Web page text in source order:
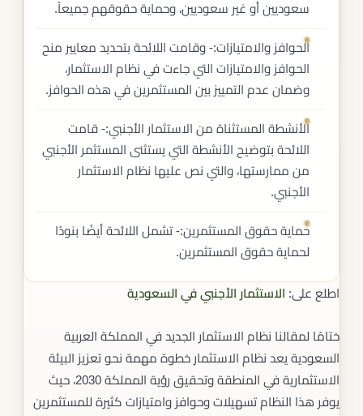
سعوديين أو غير سعوديين، وحماية حقوقهم جميعاً.
الحوافز والامتيازات:- وقامت اللائحة بتحديد معايير منح
الحوافز والامتيازات التي جاءت في نظام الاستثمار،
وضمان عدم التمييز بين المستثمرين في هذه الحوافز.
الأنشطة المستثناة من الاستثمار الأجنبي:- قامت
اللائحة بتوضيح الأنشطة التي يستثنى المستثمر الأجنبي
من ممارستها، والتي نص عليها نظام الاستثمار
الأجنبي.
حماية حقوق المستثمرين:- تشمل اللائحة أيضًا بنودًا
لحماية حقوق المستثمرين.
اطلع على: الاستثمار الأجنبي في السعودية
ختامًا لمقالنا نظام الاستثمار الجديد في المملكة العربية
السعودية يعد نظام الاستثمار خطوة مهمة نحو تعزيز البيئة
الاستثمارية في المنطقة وتحقيق رؤية المملكة 2030، حيث
يوفر هذا النظام تسهيلات وحوافز وامتيازات كثيرة للمستثمرين